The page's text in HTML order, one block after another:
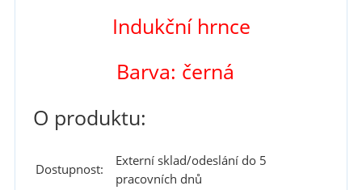
Indukční hrnce
Barva: černá
O produktu:
Dostupnost:
Externí sklad/odeslání do 5
pracovních dnů